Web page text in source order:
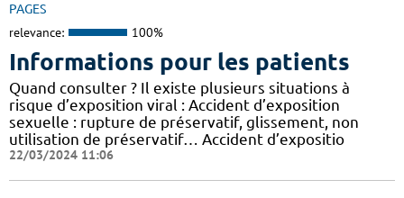
PAGES
relevance: 100%
Informations pour les patients
Quand consulter ? Il existe plusieurs situations à
risque d’exposition viral : Accident d’exposition
sexuelle : rupture de préservatif, glissement, non
utilisation de préservatif… Accident d’expositio
22/03/2024 11:06